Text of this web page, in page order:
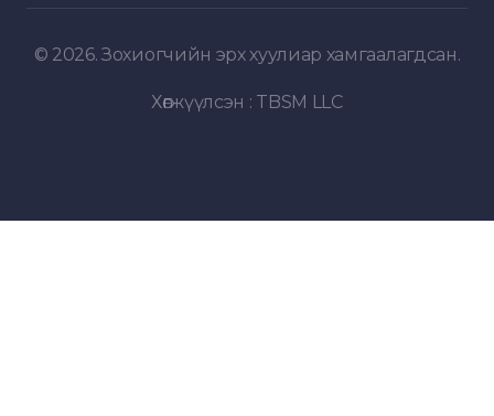
© 2026. Зохиогчийн эрх хуулиар хамгаалагдсан.
Хөгжүүлсэн : TBSM LLC